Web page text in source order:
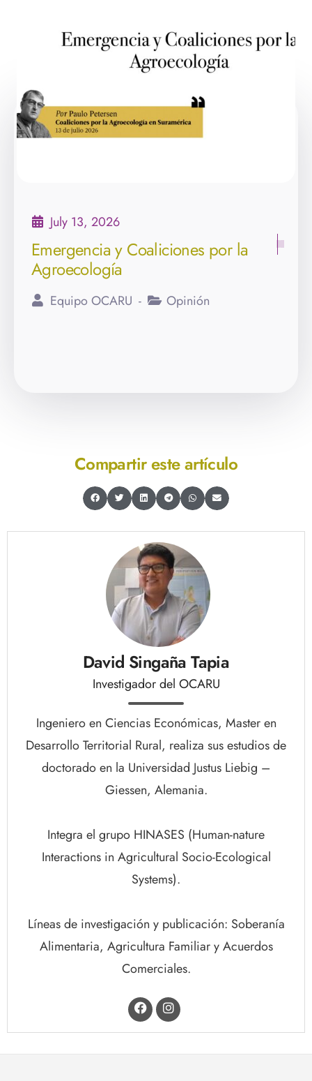
July 13, 2026
Emergencia y Coaliciones por la
Agroecología
Equipo OCARU Opinión
Compartir este artículo
David Singaña Tapia
Investigador del OCARU
Ingeniero en Ciencias Económicas, Master en
Desarrollo Territorial Rural, realiza sus estudios de
doctorado en la Universidad Justus Liebig –
Giessen, Alemania.
Integra el grupo HINASES (Human-nature
Interactions in Agricultural Socio-Ecological
Systems).
Líneas de investigación y publicación: Soberanía
Alimentaria, Agricultura Familiar y Acuerdos
Comerciales.